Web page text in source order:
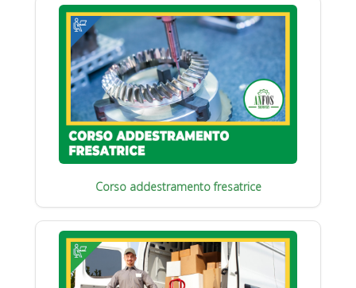
Corso addestramento fresatrice